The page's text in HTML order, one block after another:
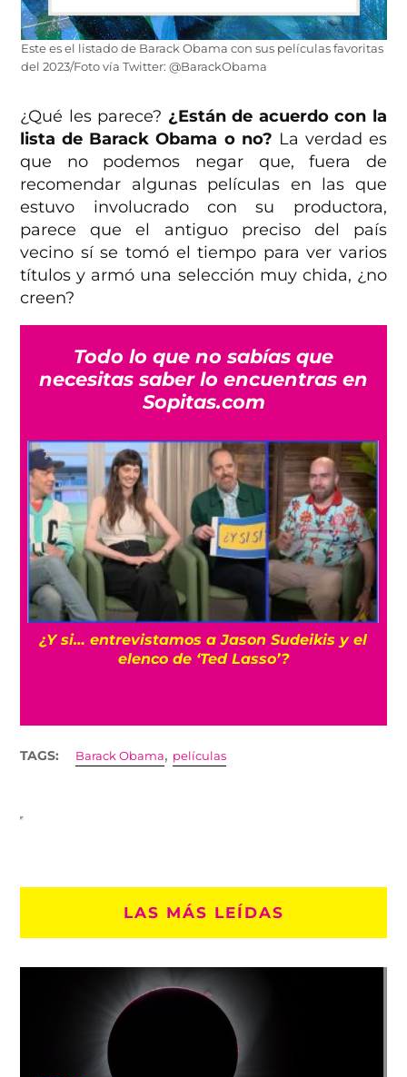
Este es el listado de Barack Obama con sus películas favoritas
del 2023/Foto vía Twitter: @BarackObama
¿Qué les parece? ¿Están de acuerdo con la
lista de Barack Obama o no? La verdad es
que no podemos negar que, fuera de
recomendar algunas películas en las que
estuvo involucrado con su productora,
parece que el antiguo preciso del país
vecino sí se tomó el tiempo para ver varios
títulos y armó una selección muy chida, ¿no
creen?
Todo lo que no sabías que
necesitas saber lo encuentras en
Sopitas.com
¿Y si… entrevistamos a Jason Sudeikis y el
elenco de ‘Ted Lasso’?
TAGS: Barack Obama, películas
LAS MÁS LEÍDAS